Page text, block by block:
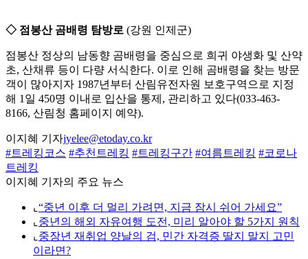
◇ 점봉산 곰배령 탐방로 (강원 인제군)
점봉산 정상의 남동향 곰배령을 중심으로 희귀 야생화 및 산약
초, 산채류 등이 다량 서식한다. 이로 인해 곰배령을 찾는 방문
객이 많아지자 1987년부터 산림유전자원 보호구역으로 지정
해 1일 450명 이내로 입산을 통제, 관리하고 있다(033-463-
8166, 산림청 홈페이지 예약).
이지혜 기자jyelee@etoday.co.kr
#트레킹코스 #추천트레킹 #트레킹구간 #여름트레킹 #코로나
트레킹
이지혜 기자의 주요 뉴스
⌞ “중년 이후 더 멀리 가려면, 지금 잠시 쉬어 가세요”
⌞ 중년의 해외 자유여행 도전, 미리 알아야 할 5가지 원칙
⌞ 중장년 재취업 양날의 검, 민간 자격증 딸지 말지 고민
이라면?